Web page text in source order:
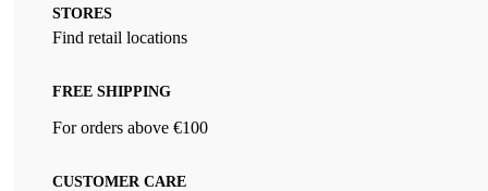
STORES
Find retail locations
FREE SHIPPING
For orders above €100
CUSTOMER CARE